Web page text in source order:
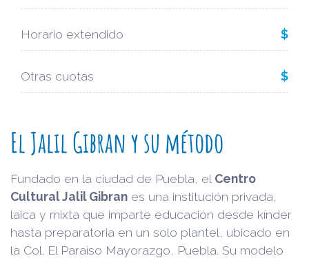
Horario extendido $
Otras cuotas $
El Jalil Gibran y su método
Fundado en la ciudad de Puebla, el Centro
Cultural Jalil Gibran es una institución privada,
laica y mixta que imparte educación desde kínder
hasta preparatoria en un solo plantel, ubicado en
la Col. El Paraíso Mayorazgo, Puebla. Su modelo